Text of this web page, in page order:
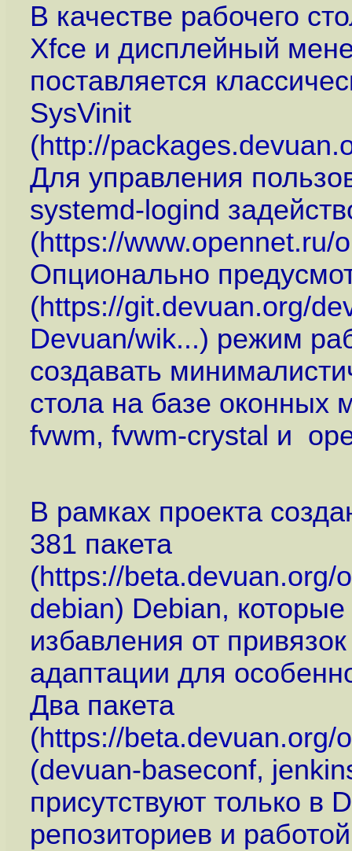
В качестве рабочего
Xfce и дисплейный
поставляется
SysVinit
(http://
Для управления
systemd-logind
(https://www.opennet.ru/
Опционально
(https://git.devuan.org/
Devuan/wik...) режим
создавать
стола на базе оконных
fvwm, fvwm-crystal и
В рамках проекта
381 пакета
(https://beta.devuan.org/
debian) Debian,
избавления от
адаптации для
Два пакета
(https://beta.devuan.org/
(devuan-baseconf,
присутствуют только в
репозиториев и